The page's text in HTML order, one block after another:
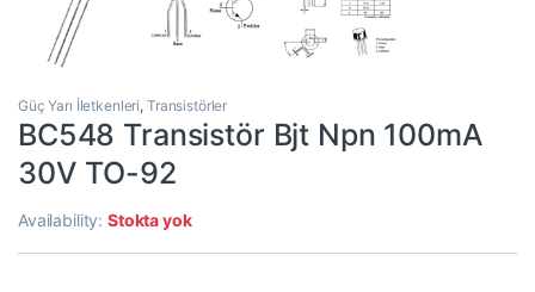
Güç Yarı İletkenleri, Transistörler
BC548 Transistör Bjt Npn 100mA
30V TO-92
Availability:Stokta yok